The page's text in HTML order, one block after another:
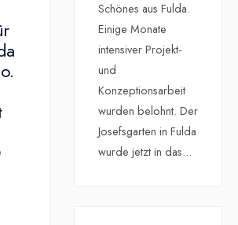
Schönes aus Fulda.
Einige Monate
intensiver Projekt-
und
Konzeptionsarbeit
wurden belohnt. Der
Josefsgarten in Fulda
wurde jetzt in das...